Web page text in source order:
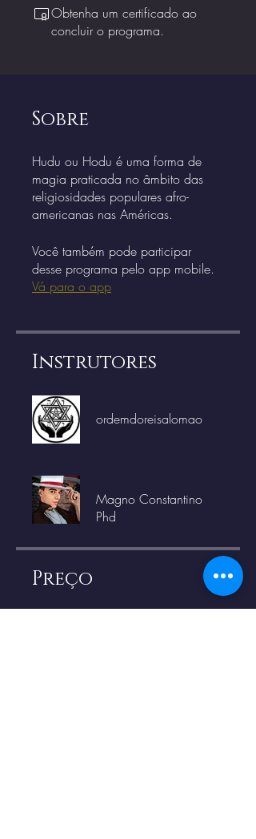
Obtenha um certificado ao
concluir o programa.
Sobre
Hudu ou Hodu é uma forma de
magia praticada no âmbito das
religiosidades populares afro-
americanas nas Américas.
Você também pode participar
desse programa pelo app mobile.
Vá para o app
Instrutores
ordemdoreisalomao
Magno Constantino
Phd
Preço